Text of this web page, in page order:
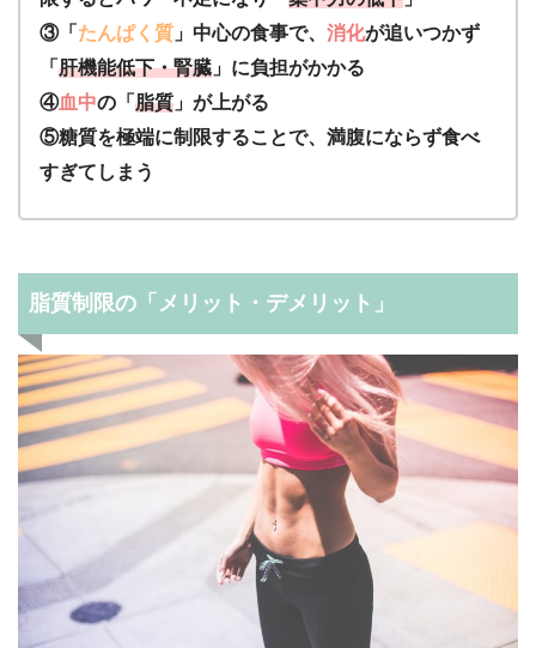
③「 たんぱく質 」中心の食事で、 消化が追いつかず
「 肝機能低下・腎臓 」に負担がかかる
④血中の「 脂質 」が上がる
⑤糖質を極端に制限することで、満腹にならず食べ
すぎてしまう
脂質制限の「メリット・デメリット」